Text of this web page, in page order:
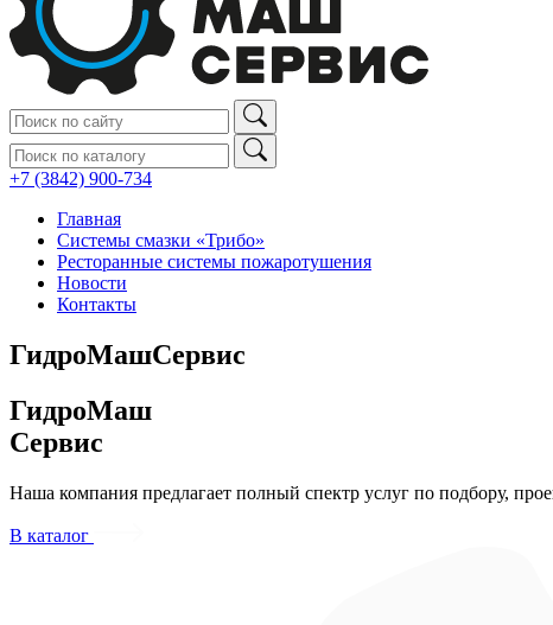
+7 (3842) 900‑734
Главная
Системы смазки «Трибо»
Ресторанные системы пожаротушения
Новости
Контакты
ГидроМашСервис
ГидроМаш
Сервис
Наша компания предлагает полный спектр услуг по подбору,
В каталог